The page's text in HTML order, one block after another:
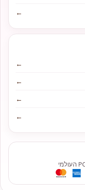
←
←
←
←
←